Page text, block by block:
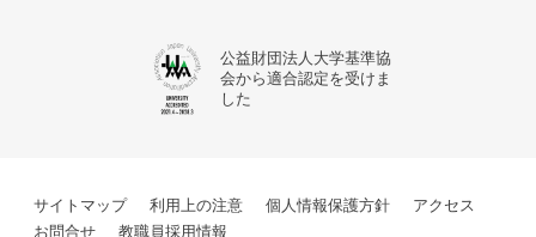
公益財団法人大学基準協
会から適合認定を受けま
した
サイトマップ 利用上の注意 個人情報保護方針
アクセス
お問合せ
教職員採用情報